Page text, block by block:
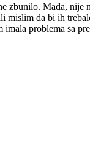
zbunilo. Mada, nije
mislim da bi ih
imala problema sa